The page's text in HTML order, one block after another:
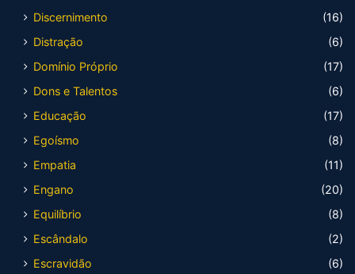
Discernimento
(16)
Distração
(6)
Domínio Próprio
(17)
Dons e Talentos
(6)
Educação
(17)
Egoísmo
(8)
Empatia
(11)
Engano
(20)
Equilíbrio
(8)
Escândalo
(2)
Escravidão
(6)